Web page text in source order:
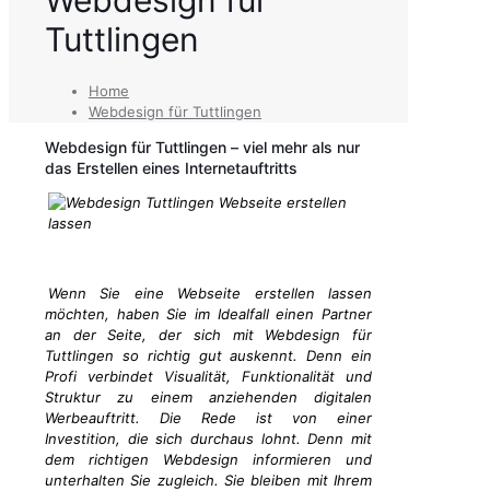
Tuttlingen
Home
Webdesign für Tuttlingen
Webdesign für Tuttlingen – viel mehr als nur
das Erstellen eines Internetauftritts
Wenn Sie eine Webseite erstellen lassen
möchten, haben Sie im Idealfall einen Partner
an der Seite, der sich mit Webdesign für
Tuttlingen so richtig gut auskennt. Denn ein
Profi verbindet Visualität, Funktionalität und
Struktur zu einem anziehenden digitalen
Werbeauftritt. Die Rede ist von einer
Investition, die sich durchaus lohnt. Denn mit
dem richtigen Webdesign informieren und
unterhalten Sie zugleich. Sie bleiben mit Ihrem